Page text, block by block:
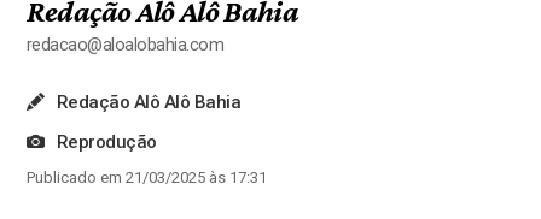
Redação Alô Alô Bahia
redacao@aloalobahia.com
Redação Alô Alô Bahia
Reprodução
Publicado em 21/03/2025 às 17:31